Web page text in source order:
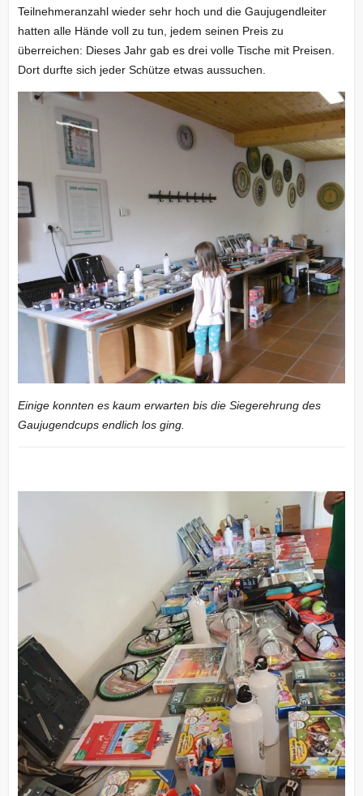
Teilnehmeranzahl wieder sehr hoch und die Gaujugendleiter
hatten alle Hände voll zu tun, jedem seinen Preis zu
überreichen: Dieses Jahr gab es drei volle Tische mit Preisen.
Dort durfte sich jeder Schütze etwas aussuchen.
Einige konnten es kaum erwarten bis die Siegerehrung des
Gaujugendcups endlich los ging.